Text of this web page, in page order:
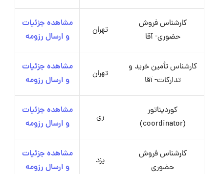
کارشناس فروش
حضوری- آقا
تهران
مشاهده جزئیات
و ارسال رزومه
کارشناس تأمین خرید و
تدارکات- آقا
تهران
مشاهده جزئیات
و ارسال رزومه
کوردیناتور
(coordinator)
ری
مشاهده جزئیات
و ارسال رزومه
کارشناس فروش
حضوری
یزد
مشاهده جزئیات
و ارسال رزومه